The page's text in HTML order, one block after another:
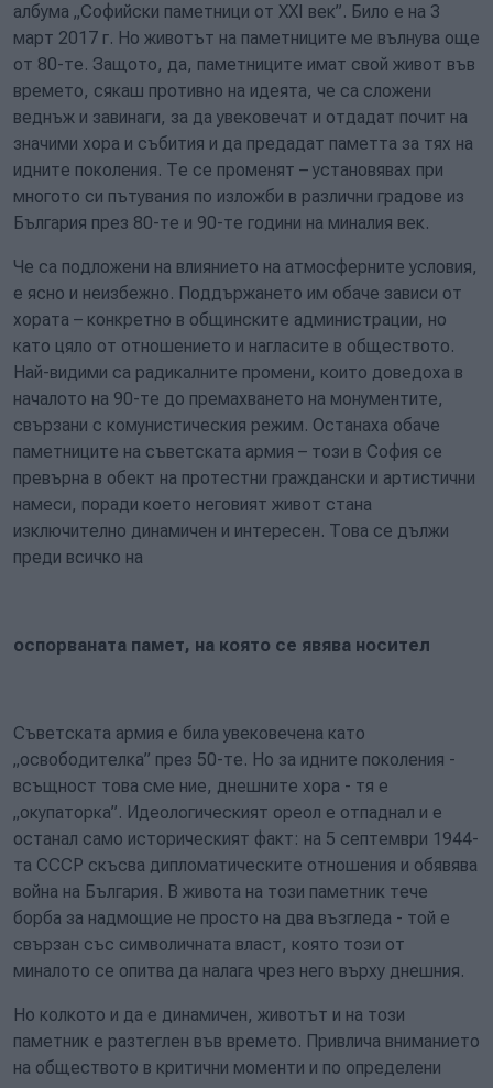
албума „Софийски паметници от XXI век”. Било е на 3
март 2017 г. Но животът на паметниците ме вълнува още
от 80-те. Защото, да, паметниците имат свой живот във
времето, сякаш противно на идеята, че са сложени
веднъж и завинаги, за да увековечат и отдадат почит на
значими хора и събития и да предадат паметта за тях на
идните поколения. Те се променят – установявах при
многото си пътувания по изложби в различни градове из
България през 80-те и 90-те години на миналия век.
Че са подложени на влиянието на атмосферните условия,
е ясно и неизбежно. Поддържането им обаче зависи от
хората – конкретно в общинските администрации, но
като цяло от отношението и нагласите в обществото.
Най-видими са радикалните промени, които доведоха в
началото на 90-те до премахването на монументите,
свързани с комунистическия режим. Останаха обаче
паметниците на съветската армия – този в София се
превърна в обект на протестни граждански и артистични
намеси, поради което неговият живот стана
изключително динамичен и интересен. Това се дължи
преди всичко на
оспорваната памет, на която се явява носител
Съветската армия е била увековечена като
„освободителка” през 50-те. Но за идните поколения -
всъщност това сме ние, днешните хора - тя е
„окупаторка”. Идеологическият ореол е отпаднал и е
останал само историческият факт: на 5 септември 1944-
та СССР скъсва дипломатическите отношения и обявява
война на България. В живота на този паметник тече
борба за надмощие не просто на два възгледа - той е
свързан със символичната власт, която този от
миналото се опитва да налага чрез него върху днешния.
Но колкото и да е динамичен, животът и на този
паметник е разтеглен във времето. Привлича вниманието
на обществото в критични моменти и по определени